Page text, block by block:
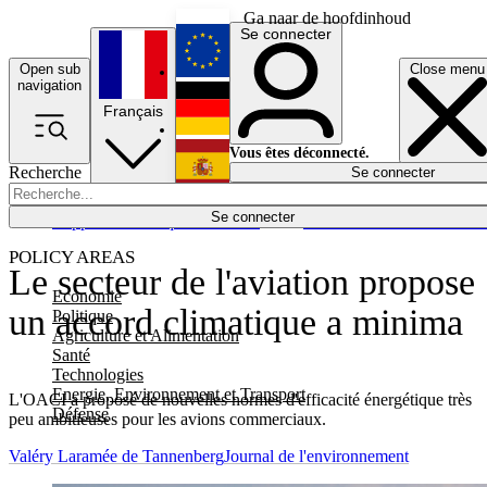
Ga naar de hoofdinhoud
Open sub
navigation
Close menu
Recherche
Se connecter
POLICY AREAS
Economie
Politique
Agriculture et Alimentation
Santé
Technologies
Energie, Environnement et Transport
Défense
Économie
Français
English
Deutsch
Español
Se connecter
Vous êtes déconnecté.
Se connecter
Le secteur de l'aviation propose
un accord climatique a minima
L'OACI a proposé de nouvelles normes d'efficacité énergétique très
peu ambitieuses pour les avions commerciaux.
Valéry Laramée de TannenbergJournal de l'environnement